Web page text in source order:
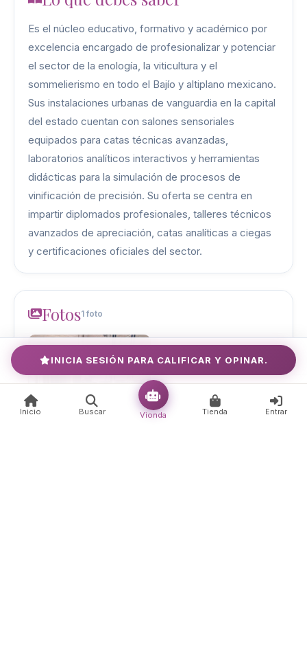
Es el núcleo educativo, formativo y académico por
excelencia encargado de profesionalizar y potenciar
el sector de la enología, la viticultura y el
sommelierismo en todo el Bajío y altiplano mexicano.
Sus instalaciones urbanas de vanguardia en la capital
del estado cuentan con salones sensoriales
equipados para catas técnicas avanzadas,
laboratorios analíticos interactivos y herramientas
didácticas para la simulación de procesos de
vinificación de precisión. Su oferta se centra en
impartir diplomados profesionales, talleres técnicos
avanzados de apreciación, catas analíticas a ciegas
y certificaciones oficiales del sector.
Fotos1 foto
INICIA SESIÓN PARA CALIFICAR Y OPINAR.
Inicio Buscar Vionda Tienda Entrar